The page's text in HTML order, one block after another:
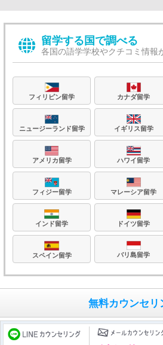
留学する国で調べる
各国の語学学校やクチコミ情報
フィリピン留学 カナダ留学
ニュージーランド留学 イギリス留学
アメリカ留学 ハワイ留学
フィジー留学 マレーシア留学
インド留学 ドイツ留学
スペイン留学 バリ島留学
無料カウンセリ